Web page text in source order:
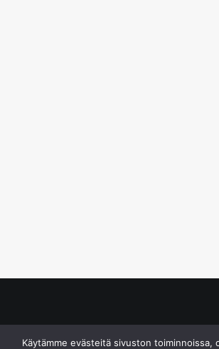
Käytämme evästeitä sivuston toiminnoissa,